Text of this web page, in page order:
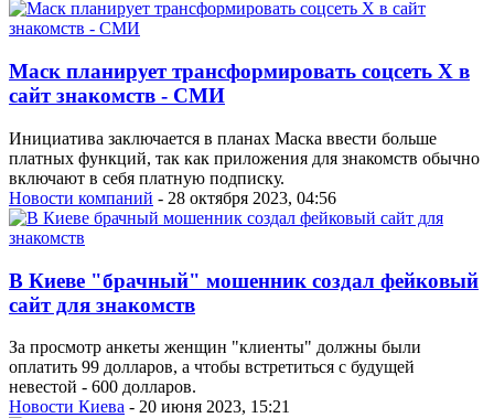
Маск планирует трансформировать соцсеть Х в
сайт знакомств - СМИ
Инициатива заключается в планах Маска ввести больше
платных функций, так как приложения для знакомств обычно
включают в себя платную подписку.
Новости компаний - 28 октября 2023, 04:56
В Киеве "брачный" мошенник создал фейковый
сайт для знакомств
За просмотр анкеты женщин "клиенты" должны были
оплатить 99 долларов, а чтобы встретиться с будущей
невестой - 600 долларов.
Новости Киева - 20 июня 2023, 15:21